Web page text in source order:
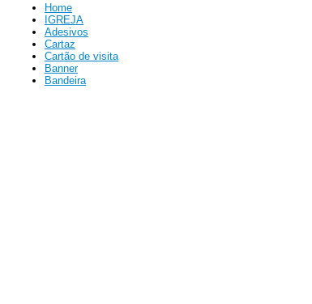
Home
IGREJA
Adesivos
Cartaz
Cartão de visita
Banner
Bandeira